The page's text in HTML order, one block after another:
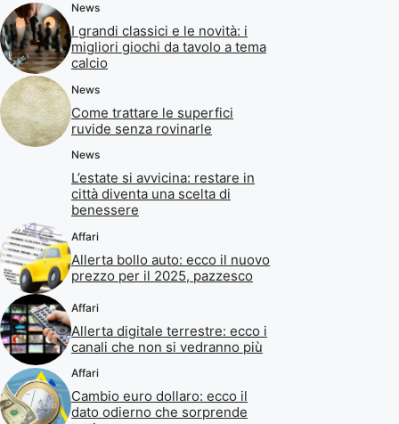
News
I grandi classici e le novità: i
migliori giochi da tavolo a tema
calcio
News
Come trattare le superfici
ruvide senza rovinarle
News
L’estate si avvicina: restare in
città diventa una scelta di
benessere
Affari
Allerta bollo auto: ecco il nuovo
prezzo per il 2025, pazzesco
Affari
Allerta digitale terrestre: ecco i
canali che non si vedranno più
Affari
Cambio euro dollaro: ecco il
dato odierno che sorprende